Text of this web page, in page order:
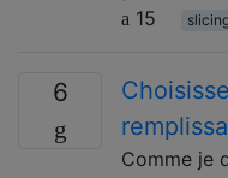
15
6
Comme je